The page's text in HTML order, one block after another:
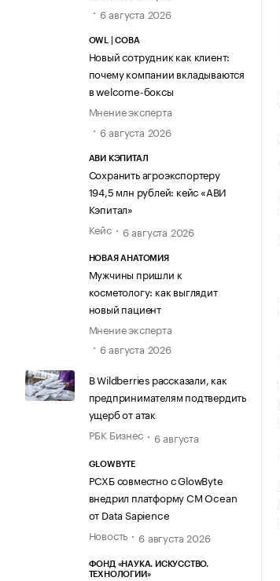
6 августа 2026
OWL | СОВА
Новый сотрудник как клиент:
почему компании вкладываются
в welcome-боксы
Мнение эксперта
6 августа 2026
АВИ КЭПИТАЛ
Сохранить агроэкспортеру
194,5 млн рублей: кейс «АВИ
Кэпитал»
Кейс
6 августа 2026
НОВАЯ АНАТОМИЯ
Мужчины пришли к
косметологу: как выглядит
новый пациент
Мнение эксперта
6 августа 2026
В Wildberries рассказали, как
предпринимателям подтвердить
ущерб от атак
РБК Бизнес
6 августа
GLOWBYTE
РСХБ совместно с GlowByte
внедрил платформу CM Ocean
от Data Sapience
Новость
6 августа 2026
ФОНД «НАУКА. ИСКУССТВО.
ТЕХНОЛОГИИ»